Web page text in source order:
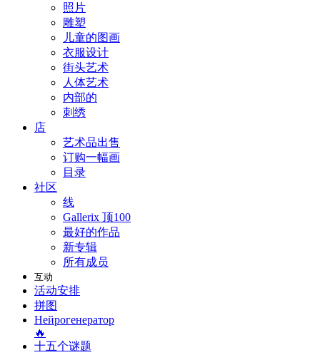
照片
雕塑
儿童的图画
衣服设计
街头艺术
人体艺术
内部的
刺绣
店
艺术品出售
订购一幅画
目录
社区
线
Gallerix 顶100
最好的作品
新专辑
所有成员
互动
活动安排
拼图
Нейрогенератор
🔥
十五个谜题